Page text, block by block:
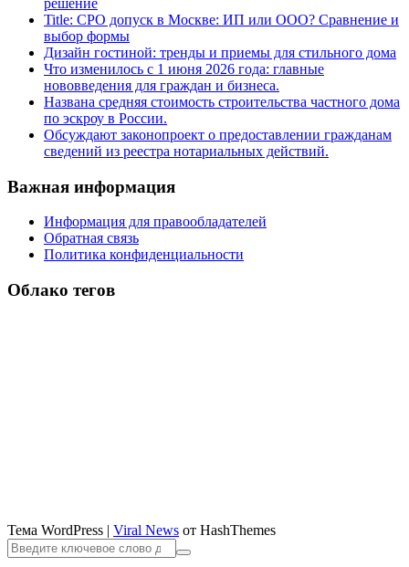
решение
Title: СРО допуск в Москве: ИП или ООО? Сравнение и
выбор формы
Дизайн гостиной: тренды и приемы для стильного дома
Что изменилось с 1 июня 2026 года: главные
нововведения для граждан и бизнеса.
Названа средняя стоимость строительства частного дома
по эскроу в России.
Обсуждают законопроект о предоставлении гражданам
сведений из реестра нотариальных действий.
Важная информация
Информация для правообладателей
Обратная связь
Политика конфиденциальности
Облако тегов
Тема WordPress | Viral News от HashThemes